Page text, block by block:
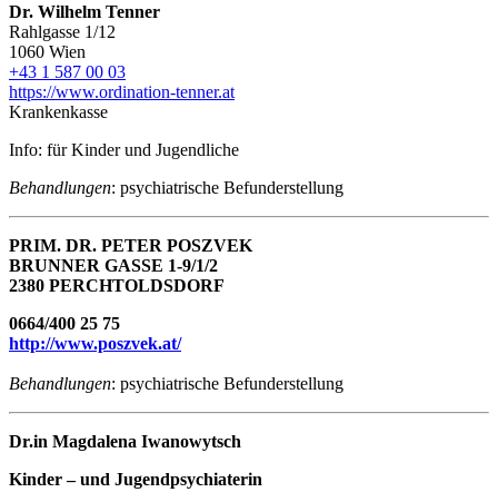
Dr. Wilhelm Tenner
Rahlgasse 1/12
1060 Wien
+43 1 587 00 03
https://www.ordination-tenner.at
Krankenkasse
Info: für Kinder und Jugendliche
Behandlungen: psychiatrische Befunderstellung
PRIM. DR. PETER POSZVEK
BRUNNER GASSE 1-9/1/2
2380 PERCHTOLDSDORF
0664/400 25 75
http://www.poszvek.at/
Behandlungen: psychiatrische Befunderstellung
Dr.in Magdalena Iwanowytsch
Kinder – und Jugendpsychiaterin